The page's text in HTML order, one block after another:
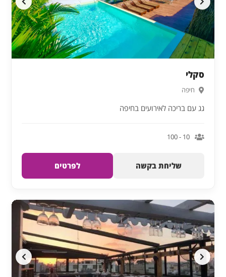
סקלי
חיפה
גג עם בריכה לאירועים בחיפה
10 - 100
שליחת בקשה לפרטים